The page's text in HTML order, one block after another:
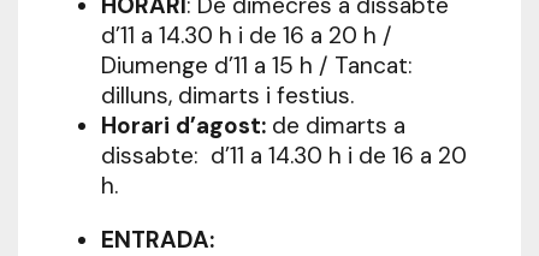
d’11 a 14.30 h i de 16 a 20 h /
Diumenge d’11 a 15 h / Tancat:
dilluns, dimarts i festius.
Horari d’agost:de dimarts a
dissabte: d’11 a 14.30 h i de 16 a 20
h.
ENTRADA: